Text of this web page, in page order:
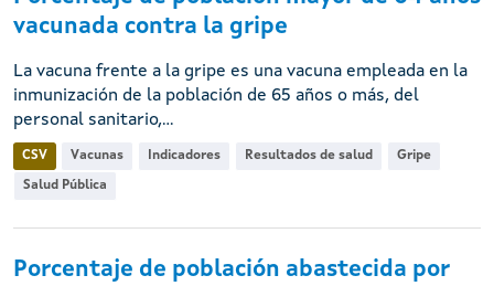
vacunada contra la gripe
La vacuna frente a la gripe es una vacuna empleada en la
inmunización de la población de 65 años o más, del
personal sanitario,...
CSV Vacunas Indicadores Resultados de salud Gripe
Salud Pública
Porcentaje de población abastecida por